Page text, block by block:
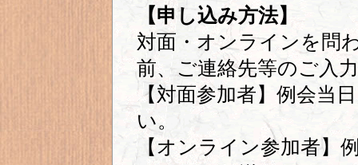
【申し込み方法】
対面・オンラインを問
前、ご連絡先等のご入
【対面参加者】例会当
い。
【オンライン参加者】